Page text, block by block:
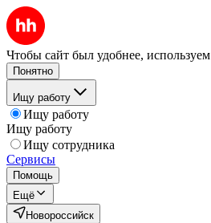
Чтобы сайт был удобнее, используем
Понятно
Ищу работу
Ищу работу
Ищу работу
Ищу сотрудника
Сервисы
Помощь
Ещё
Новороссийск